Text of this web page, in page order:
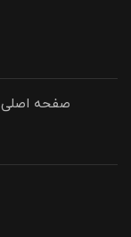
صفحه اصلی